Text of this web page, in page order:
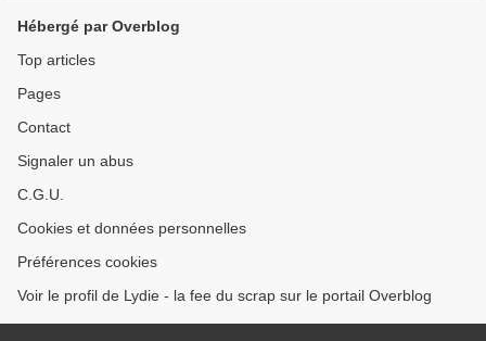
Hébergé par Overblog
Top articles
Pages
Contact
Signaler un abus
C.G.U.
Cookies et données personnelles
Préférences cookies
Voir le profil de Lydie - la fee du scrap sur le portail Overblog